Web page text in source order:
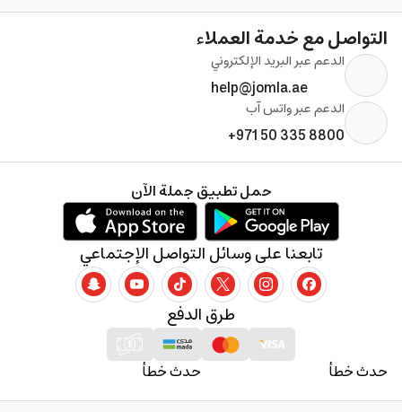
التواصل مع خدمة العملاء
الدعم عبر البريد الإلكتروني
help@jomla.ae
الدعم عبر واتس آب
+971 50 335 8800
حدث خطأ حدث خطأ
طرق الدفع
تابعنا على وسائل التواصل الإجتماعي
حمل تطبيق جملة الآن